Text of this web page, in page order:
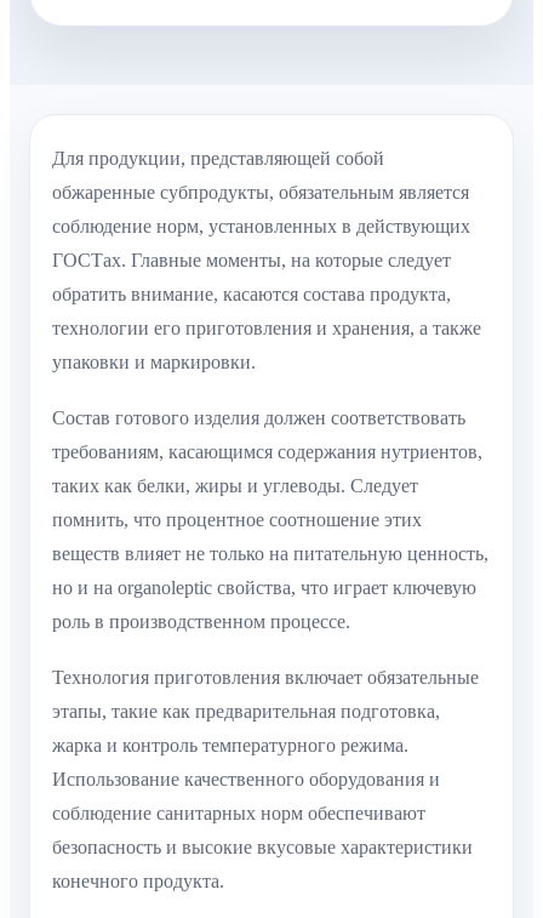
Для продукции, представляющей собой
обжаренные субпродукты, обязательным является
соблюдение норм, установленных в действующих
ГОСТах. Главные моменты, на которые следует
обратить внимание, касаются состава продукта,
технологии его приготовления и хранения, а также
упаковки и маркировки.
Состав готового изделия должен соответствовать
требованиям, касающимся содержания нутриентов,
таких как белки, жиры и углеводы. Следует
помнить, что процентное соотношение этих
веществ влияет не только на питательную ценность,
но и на organoleptic свойства, что играет ключевую
роль в производственном процессе.
Технология приготовления включает обязательные
этапы, такие как предварительная подготовка,
жарка и контроль температурного режима.
Использование качественного оборудования и
соблюдение санитарных норм обеспечивают
безопасность и высокие вкусовые характеристики
конечного продукта.